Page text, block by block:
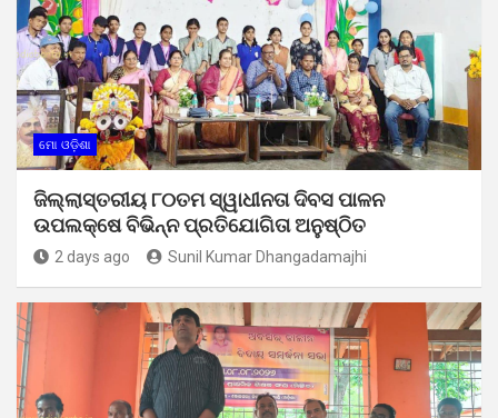
ମୋ ଓଡ଼ିଶା
ଜିଲ୍ଲାସ୍ତରୀୟ ୮୦ତମ ସ୍ୱାଧୀନତା ଦିବସ ପାଳନ
ଉପଲକ୍ଷେ ବିଭିନ୍ନ ପ୍ରତିଯୋଗିତା ଅନୁଷ୍ଠିତ
2 days ago Sunil Kumar Dhangadamajhi